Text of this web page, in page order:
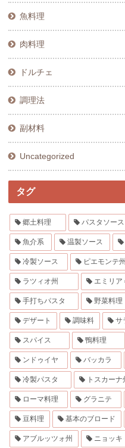
魚料理
肉料理
ドルチェ
調理法
副材料
Uncategorized
タグ
郷土料理 パスタソース
魚介系 温製ソース
冷製ソース ピエモンテ州
ラツィオ州 エミリア
手打ちパスタ 野菜料理
デザート 調味料 サ
スパイス 鴨料理
ンドゥイヤ バッカラ
冷製パスタ トスカーナ
ローマ料理 グラニテ
豆料理 基本のブロード
アブルッツォ州 ニョッキ